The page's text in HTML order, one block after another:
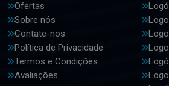
Ofertas
Sobre nós
Contate-nos
Política de Privacidade
Termos e Condições
Avaliações